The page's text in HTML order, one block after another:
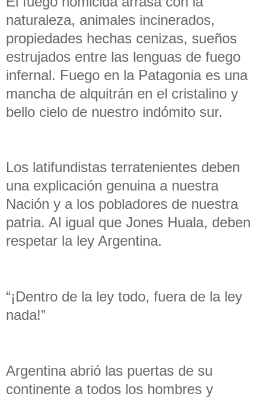
naturaleza, animales incinerados,
propiedades hechas cenizas, sueños
estrujados entre las lenguas de fuego
infernal. Fuego en la Patagonia es una
mancha de alquitrán en el cristalino y
bello cielo de nuestro indómito sur.
Los latifundistas terratenientes deben
una explicación genuina a nuestra
Nación y a los pobladores de nuestra
patria. Al igual que Jones Huala, deben
respetar la ley Argentina.
“¡Dentro de la ley todo, fuera de la ley
nada!”
Argentina abrió las puertas de su
continente a todos los hombres y